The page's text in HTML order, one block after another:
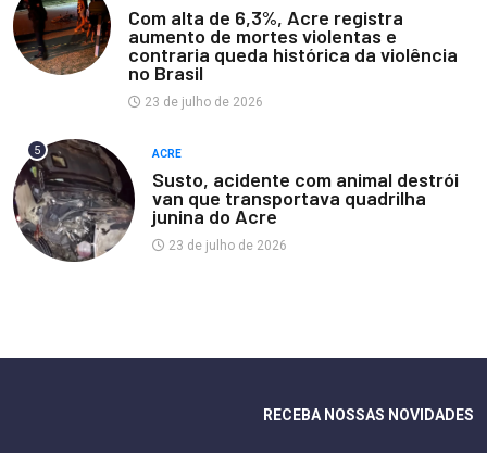
Com alta de 6,3%, Acre registra
aumento de mortes violentas e
contraria queda histórica da violência
no Brasil
23 de julho de 2026
5 ACRE
Susto, acidente com animal destrói
van que transportava quadrilha
junina do Acre
23 de julho de 2026
RECEBA NOSSAS NOVIDADES